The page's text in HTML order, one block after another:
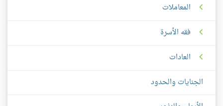
المعاملات
فقه الأسرة
العادات
الجنايات والحدود